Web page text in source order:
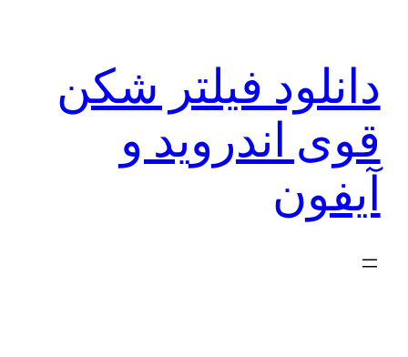
دانلود فیلتر شکن
قوی اندروید و
آیفون